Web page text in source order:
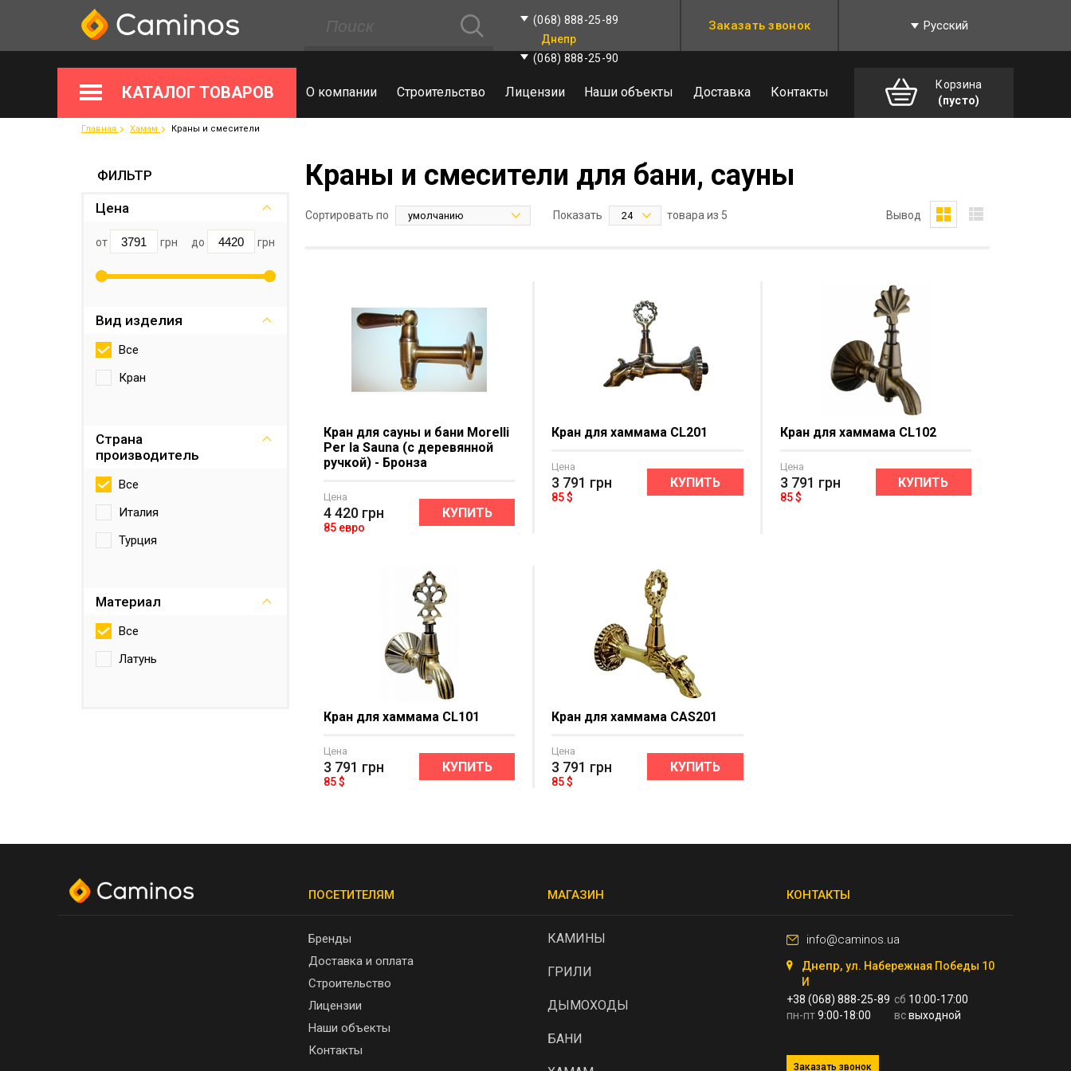
(068) 888-25-89
Днепр
(068) 888-25-90
Заказать звонок Русский
КАТАЛОГ ТОВАРОВ О компании Строительство Лицензии Наши объекты Доставка Контакты
Корзина
(пусто)
Главная Хамам Краны и смесители
ФИЛЬТР
Цена
от грн до грн
Вид изделия
Все
Кран
Страна
производитель
Все
Италия
Турция
Материал
Все
Латунь
Краны и смесители для бани, сауны
Сортировать по Показать товара из 5 Вывод
Кран для сауны и бани Morelli
Per la Sauna (с деревянной
ручкой) - Бронза
Цена
4 420 грн
85 евро
КУПИТЬ
Кран для хаммама CL201
Цена
3 791 грн
85 $
КУПИТЬ
Кран для хаммама CL102
Цена
3 791 грн
85 $
КУПИТЬ
Кран для хаммама CL101
Цена
3 791 грн
85 $
КУПИТЬ
Кран для хаммама CAS201
Цена
3 791 грн
85 $
КУПИТЬ
ПОСЕТИТЕЛЯМ
Бренды
Доставка и оплата
Строительство
Лицензии
Наши объекты
Контакты
МАГАЗИН
КАМИНЫ
ГРИЛИ
ДЫМОХОДЫ
БАНИ
КОНТАКТЫ
info@caminos.ua
Днепр, ул. Набережная Победы 10
И
+38 (068) 888-25-89
пн-пт9:00-18:00
сб 10:00-17:00
всвыходной
Заказать звонок